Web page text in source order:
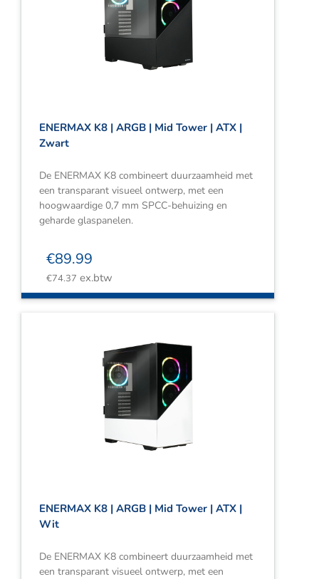
ENERMAX K8 | ARGB | Mid Tower | ATX |
Zwart
De ENERMAX K8 combineert duurzaamheid met
een transparant visueel ontwerp, met een
hoogwaardige 0,7 mm SPCC-behuizing en
geharde glaspanelen.
€89.99
€74.37 ex.btw
ENERMAX K8 | ARGB | Mid Tower | ATX |
Wit
De ENERMAX K8 combineert duurzaamheid met
een transparant visueel ontwerp, met een